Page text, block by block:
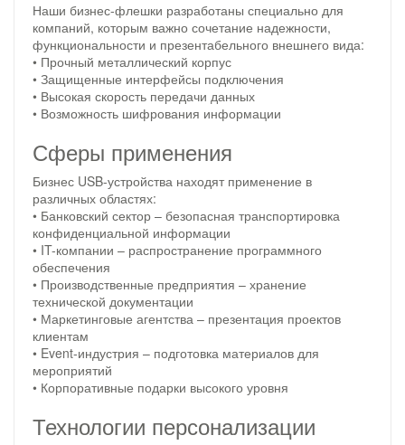
Наши бизнес-флешки разработаны специально для
компаний, которым важно сочетание надежности,
функциональности и презентабельного внешнего вида:
• Прочный металлический корпус
• Защищенные интерфейсы подключения
• Высокая скорость передачи данных
• Возможность шифрования информации
Сферы применения
Бизнес USB-устройства находят применение в
различных областях:
• Банковский сектор – безопасная транспортировка
конфиденциальной информации
• IT-компании – распространение программного
обеспечения
• Производственные предприятия – хранение
технической документации
• Маркетинговые агентства – презентация проектов
клиентам
• Event-индустрия – подготовка материалов для
мероприятий
• Корпоративные подарки высокого уровня
Технологии персонализации